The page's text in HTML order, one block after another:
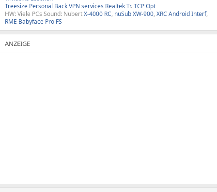
Treesize Personal BackVPN services Realtek Tr.TCP Opt
HW: Viele PCs Sound: NubertX-4000 RC, nuSub XW-900, XRC Android Interf,
RME Babyface Pro FS